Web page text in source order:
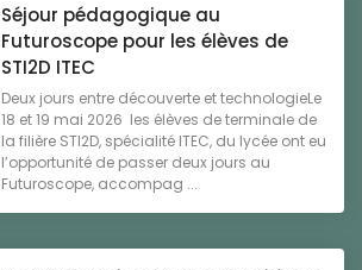
Séjour pédagogique au
Futuroscope pour les élèves de
STI2D ITEC
Deux jours entre découverte et technologieLe
18 et 19 mai 2026 les élèves de terminale de
la filière STI2D, spécialité ITEC, du lycée ont eu
l’opportunité de passer deux jours au
Futuroscope, accompag ...